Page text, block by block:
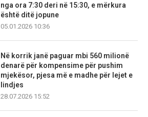
nga ora 7:30 deri në 15:30, e mërkura
është ditë jopune
05.01.2026 10:36
Në korrik janë paguar mbi 560 milionë
denarë për kompensime për pushim
mjekësor, pjesa më e madhe për lejet e
lindjes
28.07.2026 15:52